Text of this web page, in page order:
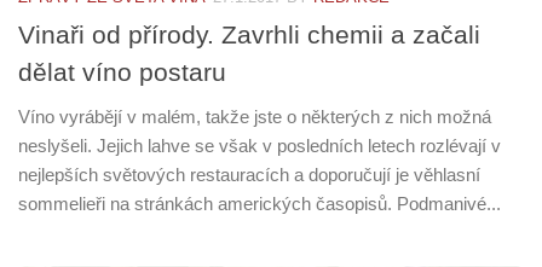
Vinaři od přírody. Zavrhli chemii a začali
dělat víno postaru
Víno vyrábějí v malém, takže jste o některých z nich možná
neslyšeli. Jejich lahve se však v posledních letech rozlévají v
nejlepších světových restauracích a doporučují je věhlasní
sommelieři na stránkách amerických časopisů. Podmanivé...